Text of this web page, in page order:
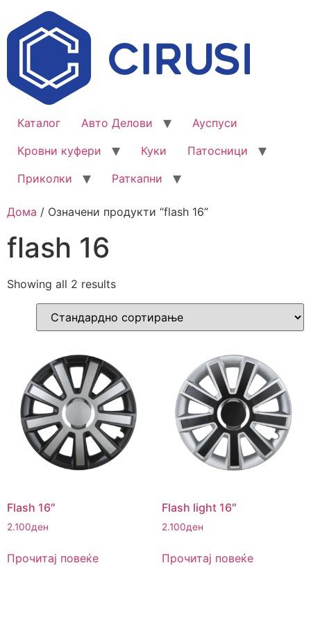
Каталог Авто Делови
Ауспуси
Кровни куфери
Куки
Патосници
Приколки
Раткапни
Дома / Означени продукти “flash 16”
flash 16
Showing all 2 results
Flash 16″
2.100ден
Прочитај повеќе
Flash light 16″
2.100ден
Прочитај повеќе